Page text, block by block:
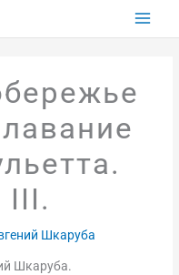
III.
Шкаруба
Шкаруба.